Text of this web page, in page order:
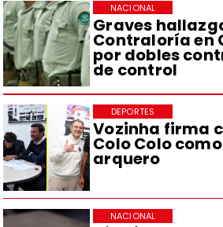
Graves
Contraloría en
por dobles
de control
NACIONAL
Vozinha firma
Colo Colo
arquero
DEPORTES
NACIONAL